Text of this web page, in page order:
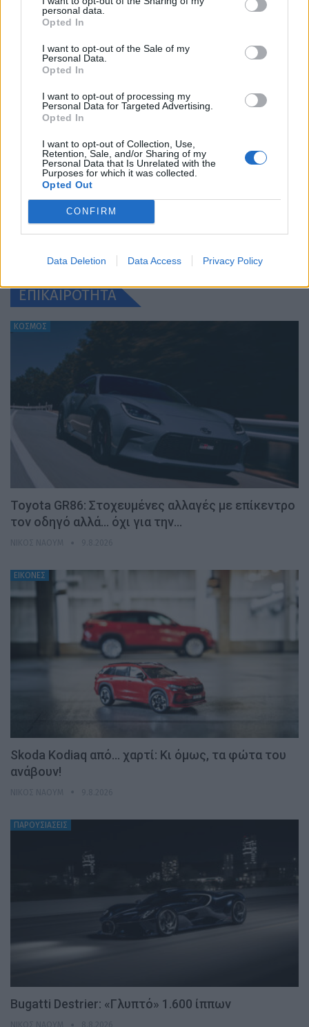
personal data.
Opted In
I want to opt-out of the Sale of my
Personal Data.
Opted In
I want to opt-out of processing my
Personal Data for Targeted Advertising.
Opted In
I want to opt-out of Collection, Use,
Retention, Sale, and/or Sharing of my
Personal Data that Is Unrelated with the
Purposes for which it was collected.
Opted Out
CONFIRM
Data Deletion Data Access Privacy Policy
ΕΠΙΚΑΙΡΟΤΗΤΑ
ΚΟΣΜΟΣ
Toyota GR86: Στοχευμένες αλλαγές με επίκεντρο
τον οδηγό αλλά… όχι για την…
ΕΙΚΟΝΕΣ
Skoda Kodiaq από… χαρτί: Κι όμως, τα φώτα του
ανάβουν!
ΠΑΡΟΥΣΙΑΣΕΙΣ
Bugatti Destrier: «Γλυπτό» 1.600 ίππων